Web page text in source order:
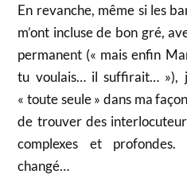
En revanche, même si les
m’ont incluse de bon gré,
permanent (« mais enfin
tu voulais… il suffirait… »),
« toute seule » dans ma
de trouver des
complexes et
changé…